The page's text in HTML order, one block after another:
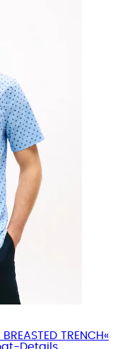
TRENCH«